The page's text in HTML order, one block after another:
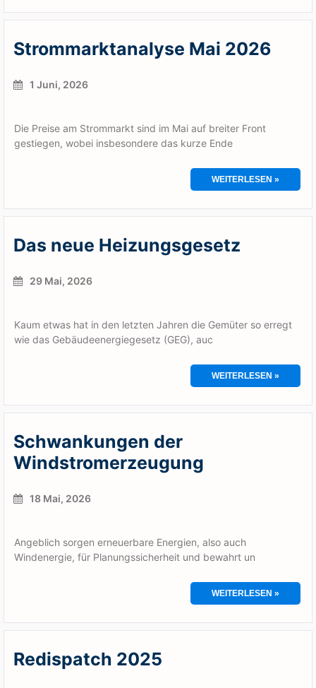
Strommarktanalyse Mai 2026
1 Juni, 2026
Die Preise am Strommarkt sind im Mai auf breiter Front
gestiegen, wobei insbesondere das kurze Ende
WEITERLESEN »
Das neue Heizungsgesetz
29 Mai, 2026
Kaum etwas hat in den letzten Jahren die Gemüter so erregt
wie das Gebäudeenergiegesetz (GEG), auc
WEITERLESEN »
Schwankungen der
Windstromerzeugung
18 Mai, 2026
Angeblich sorgen erneuerbare Energien, also auch
Windenergie, für Planungssicherheit und bewahrt un
WEITERLESEN »
Redispatch 2025